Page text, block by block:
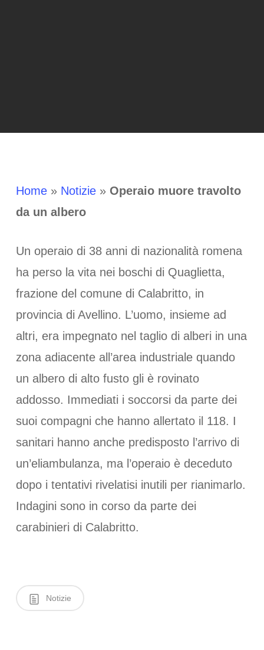
Home» Notizie» Operaio muore travolto
da un albero
Un operaio di 38 anni di nazionalità romena
ha perso la vita nei boschi di Quaglietta,
frazione del comune di Calabritto, in
provincia di Avellino. L’uomo, insieme ad
altri, era impegnato nel taglio di alberi in una
zona adiacente all’area industriale quando
un albero di alto fusto gli è rovinato
addosso. Immediati i soccorsi da parte dei
suoi compagni che hanno allertato il 118. I
sanitari hanno anche predisposto l’arrivo di
un’eliambulanza, ma l’operaio è deceduto
dopo i tentativi rivelatisi inutili per rianimarlo.
Indagini sono in corso da parte dei
carabinieri di Calabritto.
Notizie